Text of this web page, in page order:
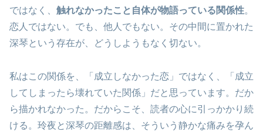
ではなく、 触れなかったこと自体が物語っている関係性。
恋人ではない。でも、他人でもない。その中間に置かれた
深琴という存在が、どうしようもなく切ない。
私はこの関係を、「成立しなかった恋」ではなく、「成立
してしまったら壊れていた関係」だと思っています。だか
ら描かれなかった。だからこそ、読者の心に引っかかり続
ける。玲夜と深琴の距離感は、そういう静かな痛みを孕ん